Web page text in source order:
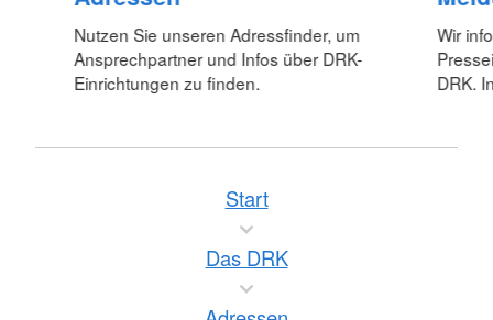
Nutzen Sie unseren Adressfinder, um
Ansprechpartner und Infos über DRK-
Einrichtungen zu finden.
Wir
DRK.
Start
Das DRK